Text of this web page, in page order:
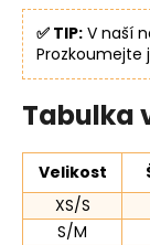
✅ TIP: V naší
Prozkoumejte
Tabulka
Velikost
XS/S
S/M